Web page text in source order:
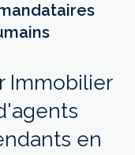
Immobilier
en